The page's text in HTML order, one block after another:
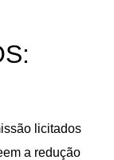
licitados
a redução